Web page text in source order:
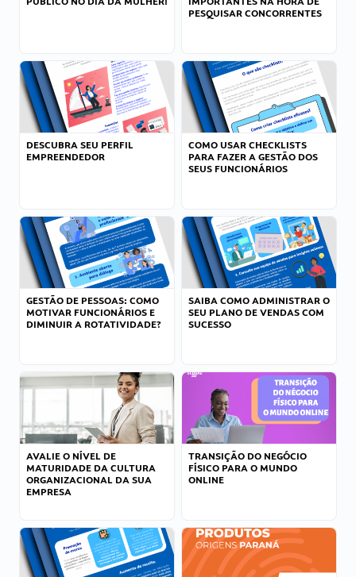
PESQUISAR CONCORRENTES
DESCUBRA SEU PERFIL
EMPREENDEDOR
COMO USAR CHECKLISTS
PARA FAZER A GESTÃO DOS
SEUS FUNCIONÁRIOS
GESTÃO DE PESSOAS: COMO
MOTIVAR FUNCIONÁRIOS E
DIMINUIR A ROTATIVIDADE?
SAIBA COMO ADMINISTRAR O
SEU PLANO DE VENDAS COM
SUCESSO
AVALIE O NÍVEL DE
MATURIDADE DA CULTURA
ORGANIZACIONAL DA SUA
EMPRESA
TRANSIÇÃO DO NEGÓCIO
FÍSICO PARA O MUNDO
ONLINE